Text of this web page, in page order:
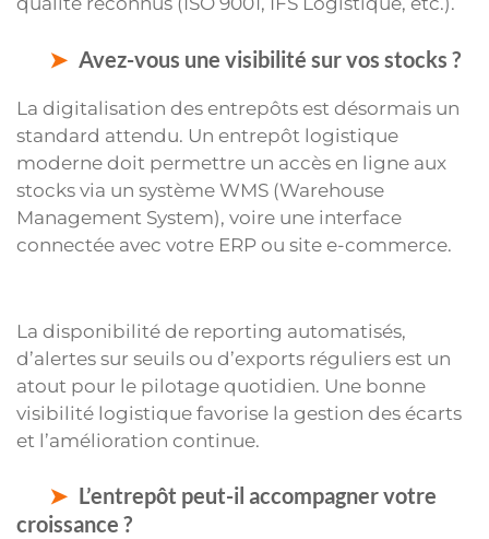
Avez-vous une visibilité sur vos stocks ?
La digitalisation des entrepôts est désormais un
standard attendu. Un entrepôt logistique
moderne doit permettre un accès en ligne aux
stocks via un système WMS (Warehouse
Management System), voire une interface
connectée avec votre ERP ou site e-commerce.
La disponibilité de reporting automatisés,
d’alertes sur seuils ou d’exports réguliers est un
atout pour le pilotage quotidien. Une bonne
visibilité logistique favorise la gestion des écarts
et l’amélioration continue.
L’entrepôt peut-il accompagner votre
croissance ?